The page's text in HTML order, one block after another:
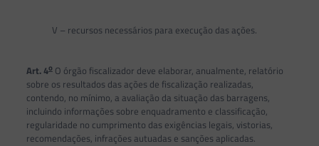
V – recursos necessários para execução das ações.
Art. 4oO órgão fiscalizador deve elaborar, anualmente, relatório
sobre os resultados das ações de fiscalização realizadas,
contendo, no mínimo, a avaliação da situação das barragens,
incluindo informações sobre enquadramento e classificação,
regularidade no cumprimento das exigências legais, vistorias,
recomendações, infrações autuadas e sanções aplicadas.